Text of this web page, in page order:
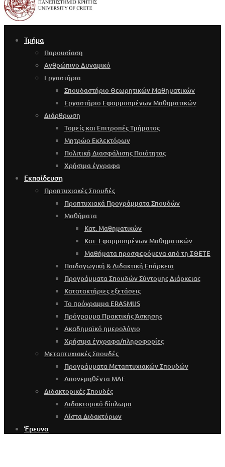
Τμήμα
Παρουσίαση
Ανθρώπινο Δυναμικό
Εργαστήρια
Σπουδαστήριο Θεωρητικών Μαθηματικών
Εργαστήριο Εφαρμοσμένων Μαθηματικών
Διάρθρωση
Τομείς και Επιτροπές Τμήματος
Μητρώο Εκλεκτόρων
Πολιτική Διασφάλισης Ποιότητας
Χρήσιμα έγγραφα
Εκπαίδευση
Προπτυχιακές Σπουδές
Προπτυχιακά Προγράμματα Σπουδών
Μαθήματα
Κατ. Μαθηματικών
Κατ. Εφαρμοσμένων Μαθηματικών
Μαθήματα προσφερόμενα από τη ΣΘΕΤΕ
Παιδαγωγική & Διδακτική Επάρκεια
Προγράμματα Σπουδών Σύντομης Διάρκειας
Κατατακτήριες εξετάσεις
Το πρόγραμμα ERASMUS
Πρόγραμμα Πρακτικής Άσκησης
Ακαδημαϊκό ημερολόγιο
Χρήσιμα έγγραφα/πληροφορίες
Μεταπτυχιακές Σπουδές
Προγράμματα Μεταπτυχιακών Σπουδών
Απονεμηθέντα ΜΔΕ
Διδακτορικές Σπουδές
Διδακτορικό δίπλωμα
Λίστα Διδακτόρων
Έρευνα